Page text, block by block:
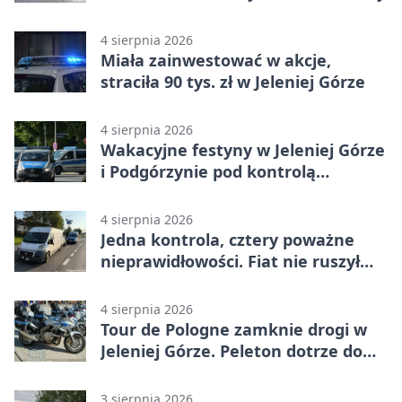
4 sierpnia 2026
Miała zainwestować w akcje,
straciła 90 tys. zł w Jeleniej Górze
4 sierpnia 2026
Wakacyjne festyny w Jeleniej Górze
i Podgórzynie pod kontrolą
4 sierpnia 2026
Jedna kontrola, cztery poważne
nieprawidłowości. Fiat nie ruszył
4 sierpnia 2026
Tour de Pologne zamknie drogi w
Jeleniej Górze. Peleton dotrze do
3 sierpnia 2026